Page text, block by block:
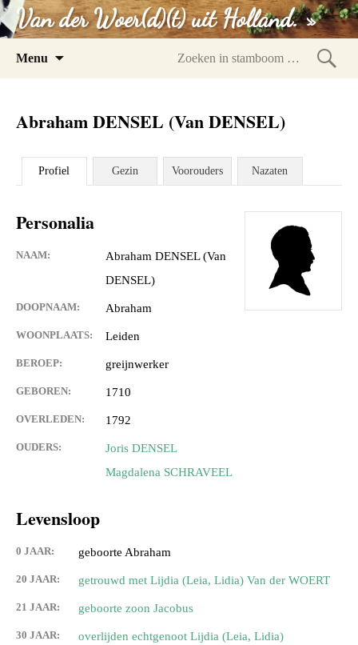
Van der Woer(d)(t) uit Holland. »
Menu
Abraham DENSEL (Van DENSEL)
Profiel Gezin Voorouders Nazaten
Personalia
NAAM:
Abraham DENSEL (Van
DENSEL)
DOOPNAAM: Abraham
WOONPLAATS: Leiden
BEROEP: greijnwerker
GEBOREN: 1710
OVERLEDEN: 1792
OUDERS:
Joris DENSEL
Magdalena SCHRAVEEL
Levensloop
0 JAAR: geboorte Abraham
20 JAAR: getrouwd met Lijdia (Leia, Lidia) Van der WOERT
21 JAAR: geboorte zoon Jacobus
30 JAAR: overlijden echtgenoot Lijdia (Leia, Lidia)